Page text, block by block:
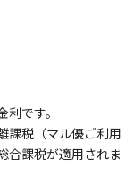
です。
課税（マル優ご利用
合課税が適用されま